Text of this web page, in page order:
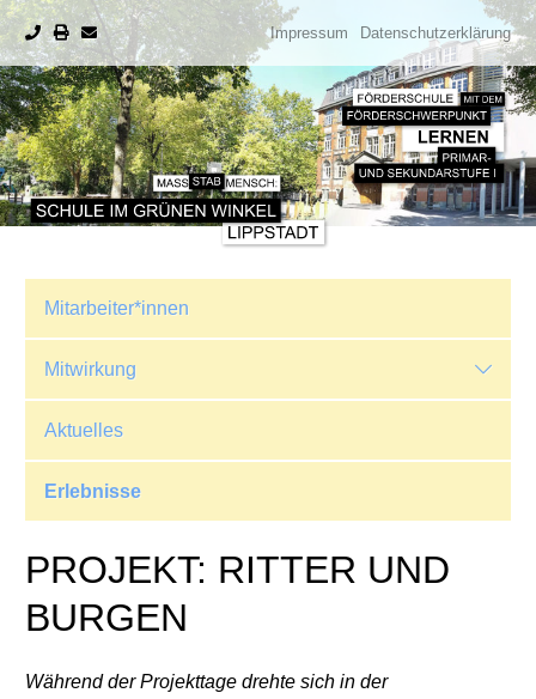
Impressum Datenschutzerklärung
Mitarbeiter*innen
Mitwirkung
Aktuelles
Erlebnisse
PROJEKT: RITTER UND
BURGEN
Während der Projekttage drehte sich in der